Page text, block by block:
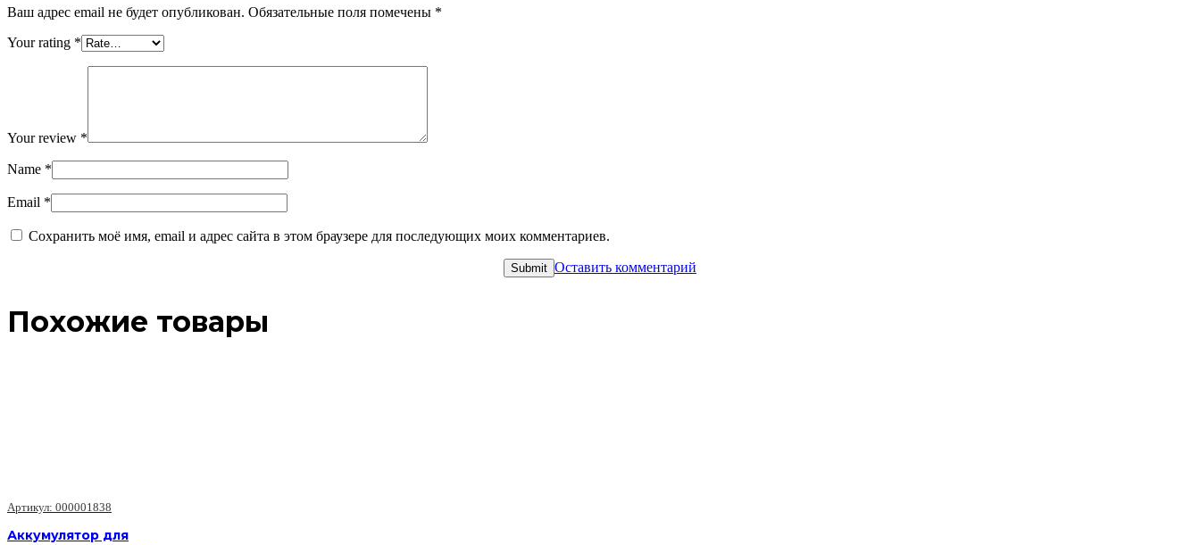
Ваш адрес email не будет опубликован. Обязательные поля помечены *
Your rating *
Your review *
Name *
Email *
Сохранить моё имя, email и адрес сайта в этом браузере для последующих моих комментариев.
Оставить комментарий
Похожие товары
Артикул: 000001838
Аккумулятор для